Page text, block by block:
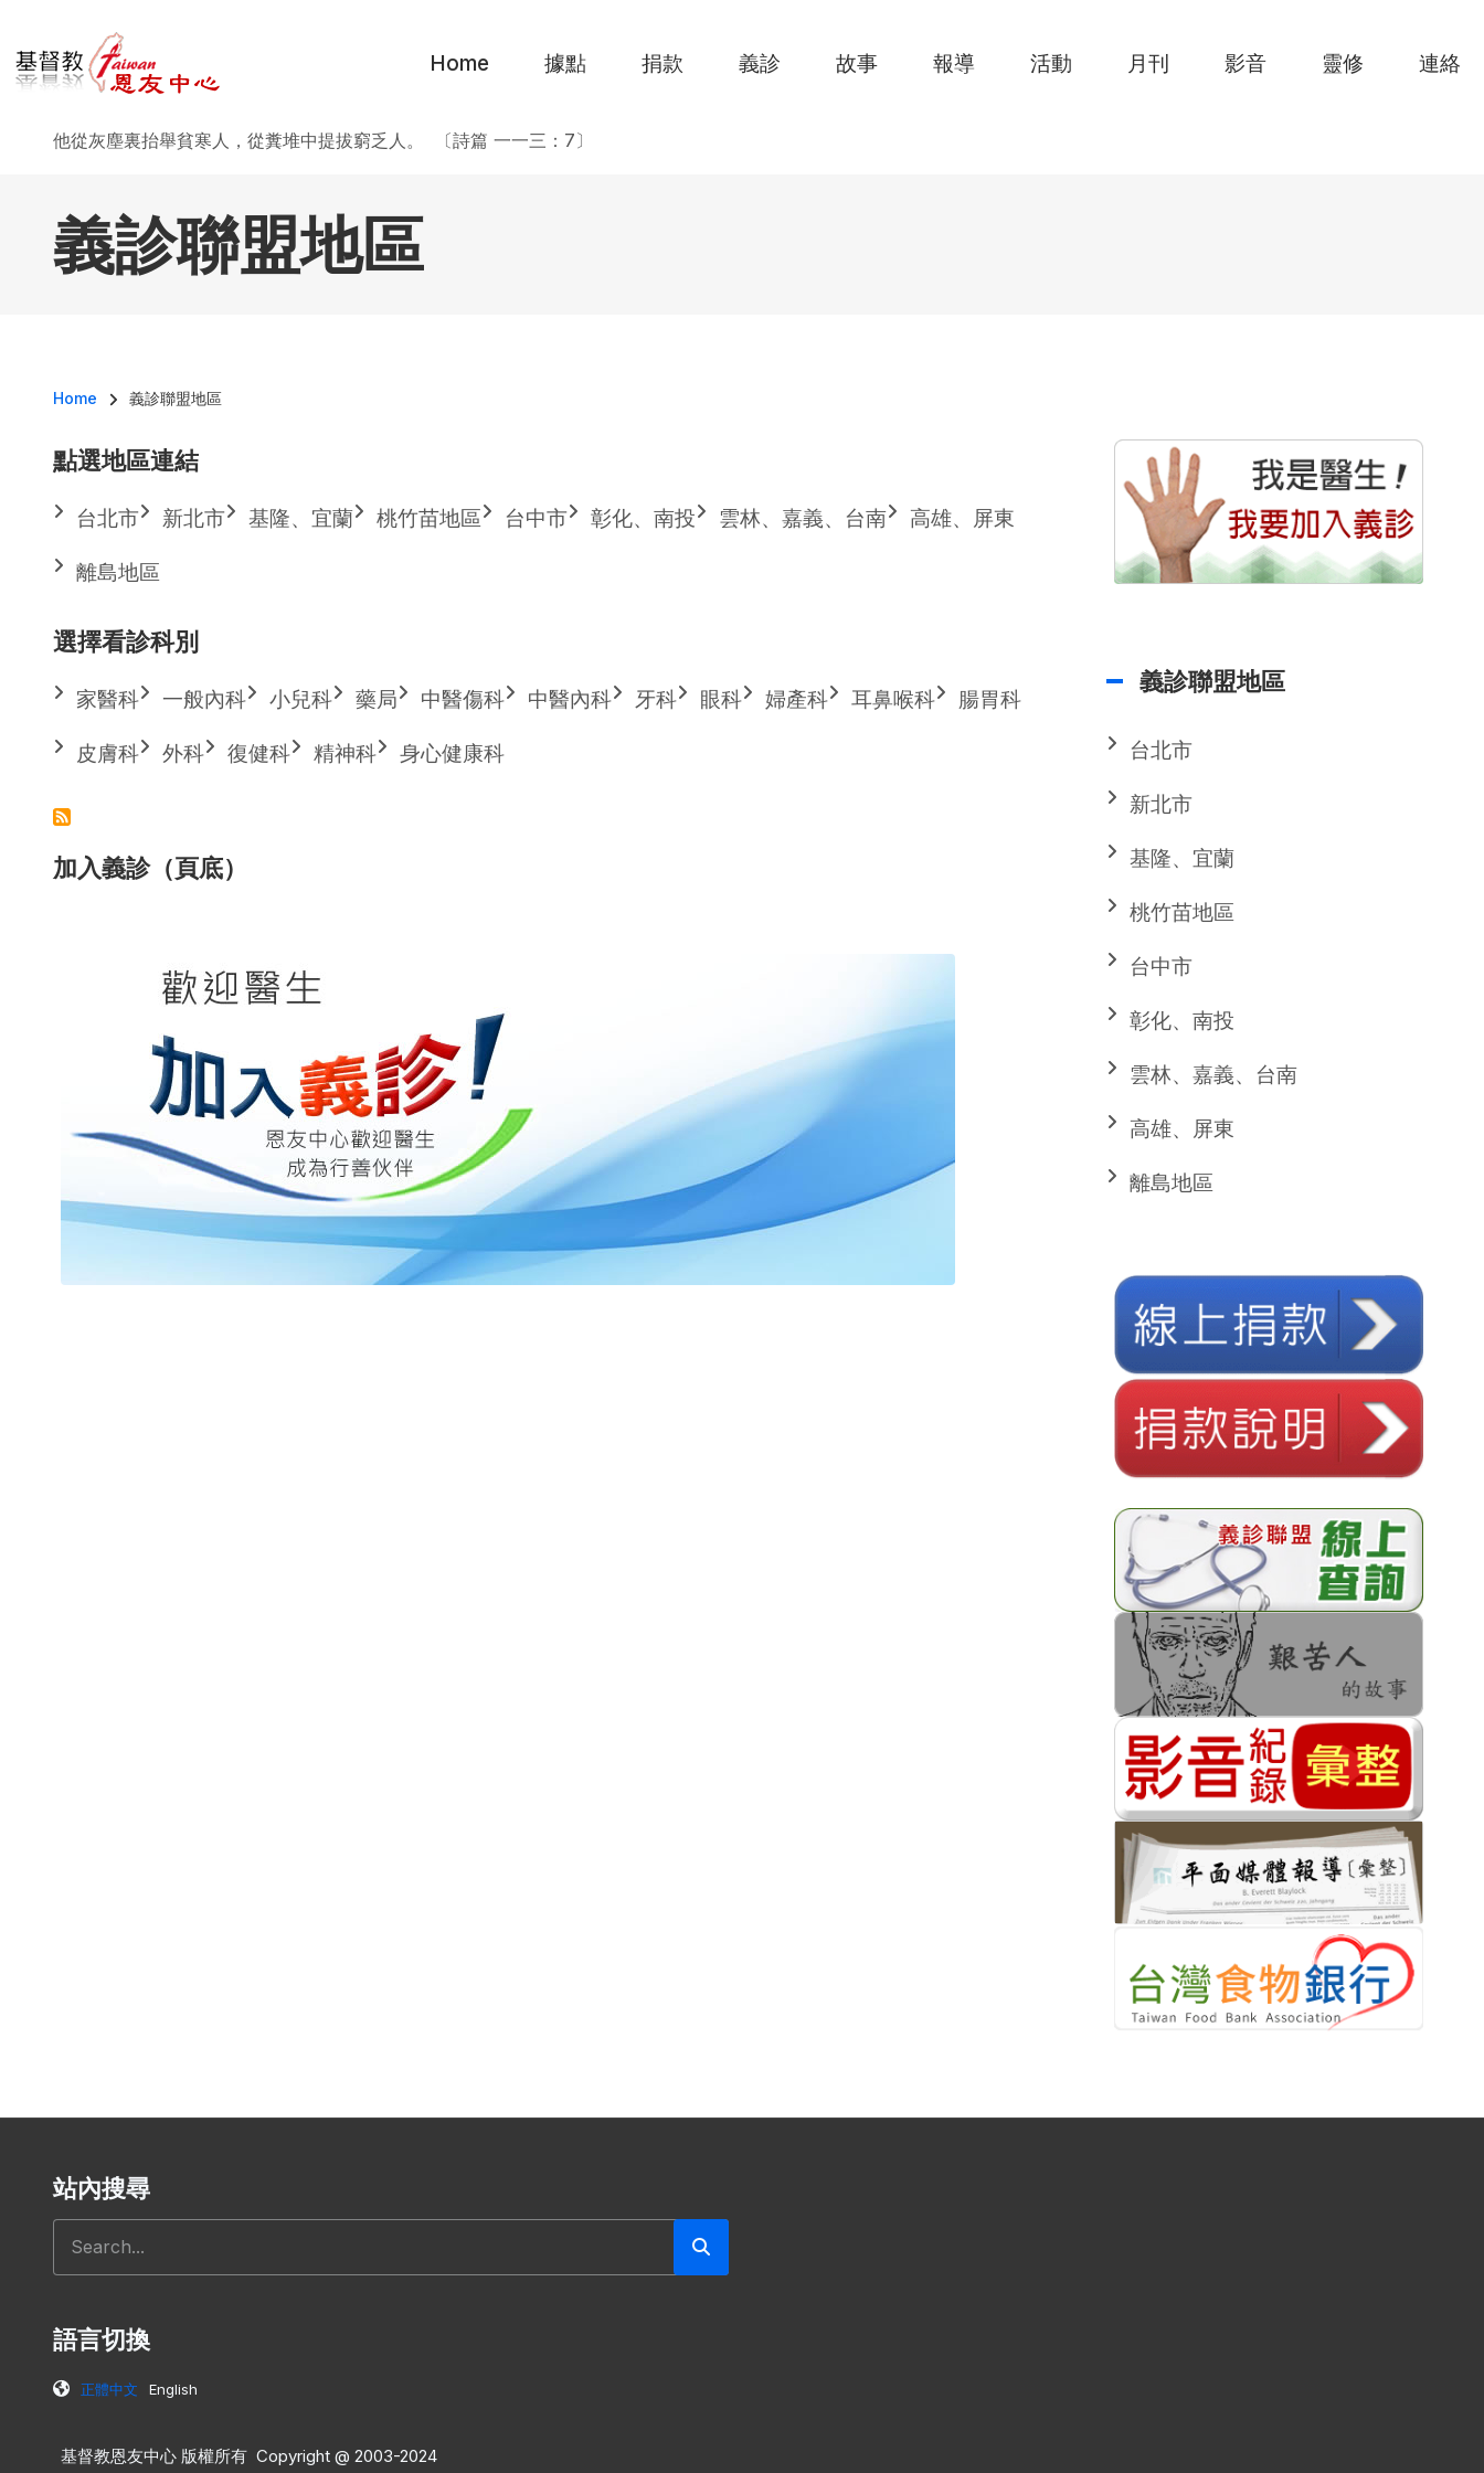
Home 據點 捐款 義診 故事 報導 活動 月刊 影音 靈修 連絡
他從灰塵裏抬舉貧寒人，從糞堆中提拔窮乏人。 〔詩篇 一一三：7〕
義診聯盟地區
導航連結
Home 義診聯盟地區
點選地區連結
台北市 新北市 基隆、宜蘭 桃竹苗地區 台中市 彰化、南投 雲林、嘉義、台南 高雄、屏東
離島地區
選擇看診科別
家醫科 一般內科 小兒科 藥局 中醫傷科 中醫內科 牙科 眼科 婦產科 耳鼻喉科 腸胃科
皮膚科 外科 復健科 精神科 身心健康科
加入義診（頁底）
義診聯盟地區
台北市
新北市
基隆、宜蘭
桃竹苗地區
台中市
彰化、南投
雲林、嘉義、台南
高雄、屏東
離島地區
站內搜尋
語言切換
正體中文 English
基督教恩友中心 版權所有 Copyright @ 2003-2024